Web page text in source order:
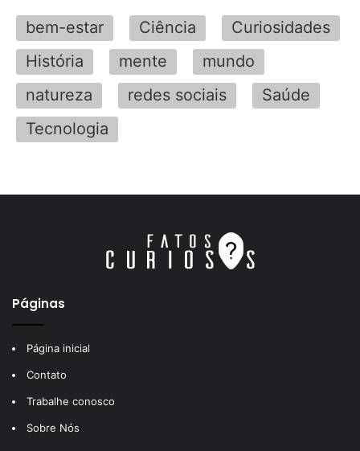
bem-estar Ciência
Curiosidades
História
mente
mundo
natureza
redes sociais
Saúde
Tecnologia
Páginas
Página inicial
Contato
Trabalhe conosco
Sobre Nós